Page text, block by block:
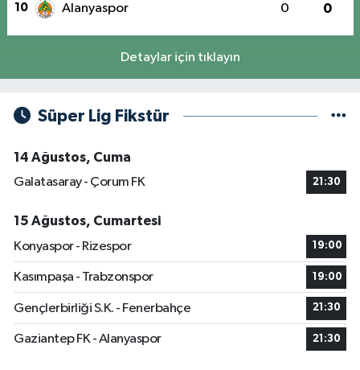
10 Alanyaspor 0 0
Detaylar için tıklayın
Süper Lig Fikstür
14 Ağustos, Cuma
Galatasaray - Çorum FK
21:30
15 Ağustos, Cumartesi
Konyaspor - Rizespor
19:00
Kasımpaşa - Trabzonspor 19:00
Gençlerbirliği S.K. - Fenerbahçe 21:30
Gaziantep FK - Alanyaspor 21:30